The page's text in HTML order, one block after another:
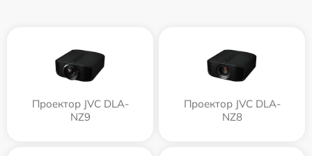
Проектор JVC DLA-
NZ9
Проектор JVC DLA-
NZ8